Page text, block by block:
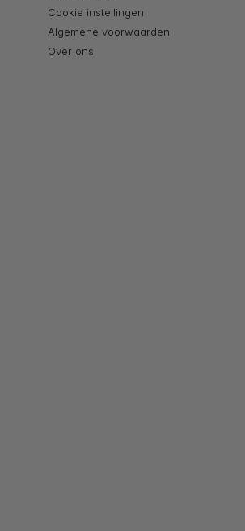
Cookie instellingen
Algemene voorwaarden
Over ons